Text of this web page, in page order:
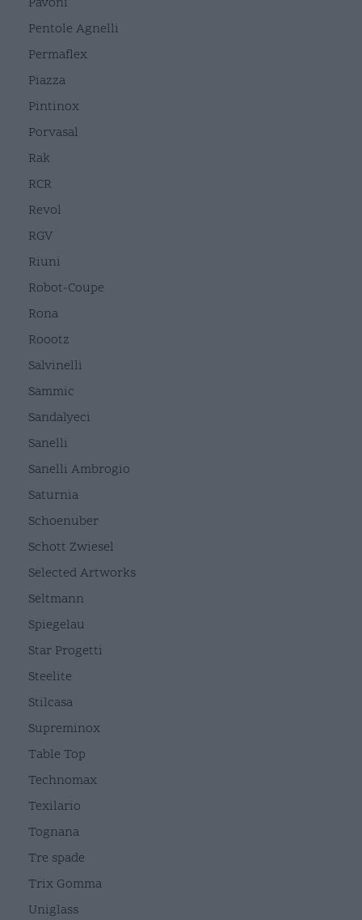
Pentole Agnelli
Permaflex
Piazza
Pintinox
Porvasal
Rak
RCR
Revol
RGV
Riuni
Robot-Coupe
Rona
Roootz
Salvinelli
Sammic
Sandalyeci
Sanelli
Sanelli Ambrogio
Saturnia
Schoenuber
Schott Zwiesel
Selected Artworks
Seltmann
Spiegelau
Star Progetti
Steelite
Stilcasa
Supreminox
Table Top
Technomax
Texilario
Tognana
Tre spade
Trix Gomma
Uniglass